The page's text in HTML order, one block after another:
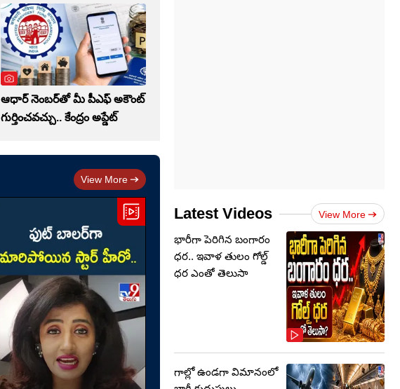
ఆధార్ నెంబర్‌తో మీ పీఎఫ్ అకౌంట్
గుర్తించవచ్చు.. కేంద్రం అప్డేట్
View More
Latest Videos View More
భారీగా పెరిగిన బంగారం
ధర.. ఇవాళ తులం గోల్డ్‌
ధర ఎంతో తెలుసా
గాల్లో ఉండగా విమానంలో